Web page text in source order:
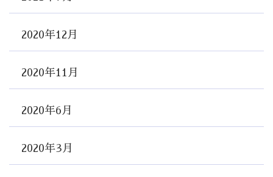
2020年12月
2020年11月
2020年6月
2020年3月